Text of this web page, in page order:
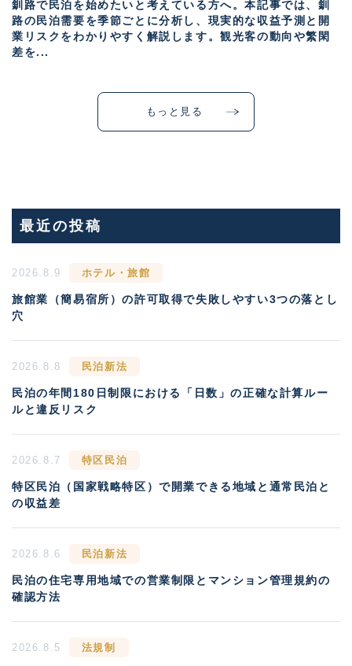
釧路で民泊を始めたいと考えている方へ。本記事では、釧
路の民泊需要を季節ごとに分析し、現実的な収益予測と開
業リスクをわかりやすく解説します。観光客の動向や繁閑
差を...
もっと見る
最近の投稿
2026.8.9 ホテル・旅館
旅館業（簡易宿所）の許可取得で失敗しやすい3つの落とし
穴
2026.8.8 民泊新法
民泊の年間180日制限における「日数」の正確な計算ルー
ルと違反リスク
2026.8.7 特区民泊
特区民泊（国家戦略特区）で開業できる地域と通常民泊と
の収益差
2026.8.6 民泊新法
民泊の住宅専用地域での営業制限とマンション管理規約の
確認方法
2026.8.5 法規制